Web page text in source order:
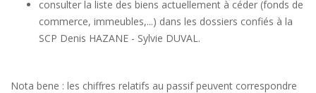
consulter la liste des biens actuellement à céder (fonds de
commerce, immeubles,...) dans les dossiers confiés à la
SCP Denis HAZANE - Sylvie DUVAL.
Nota bene : les chiffres relatifs au passif peuvent correspondre